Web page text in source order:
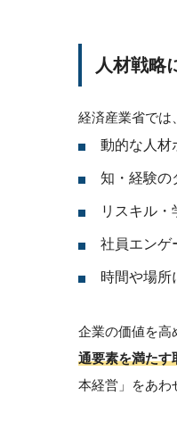
人材戦略
経済産業省では
動的な人材
知・経験の
リスキル・
社員エンゲ
時間や場所
企業の価値を高
通要素を満たす
本経営」をあわ